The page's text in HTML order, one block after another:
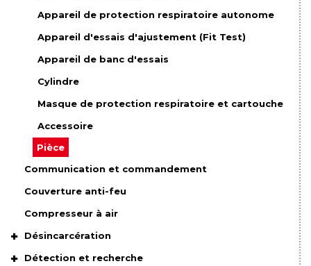
Appareil de protection respiratoire autonome
Appareil d'essais d'ajustement (Fit Test)
Appareil de banc d'essais
Cylindre
Masque de protection respiratoire et cartouche
Accessoire
Pièce
Communication et commandement
Couverture anti-feu
Compresseur à air
Désincarcération
Détection et recherche